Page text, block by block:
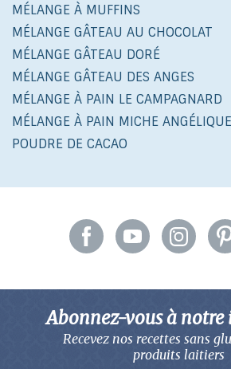
MÉLANGE À MUFFINS
MÉLANGE GÂTEAU AU CHOCOLAT
MÉLANGE GÂTEAU DORÉ
MÉLANGE GÂTEAU DES ANGES
MÉLANGE À PAIN LE CAMPAGNARD
MÉLANGE À PAIN MICHE ANGÉLIQUE
POUDRE DE CACAO
Abonnez-vous à
Recevez nos recettes sans
produits laitiers